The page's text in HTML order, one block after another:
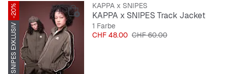
-20%
SNIPES EXKLUSIV
KAPPA x SNIPES
KAPPA x SNIPES Track Jacket
1 Farbe
Preis
CHF 48.00 Originalpreis
CHF 60.00